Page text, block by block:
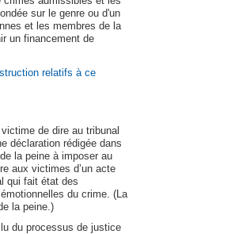
sur le genre ou d'un
et les membres de la
un financement de
relatifs à ce
de dire au tribunal
déclaration rédigée dans
la peine à imposer au
aux victimes d’un acte
qui fait état des
du crime. (La
la peine.)
du processus de justice